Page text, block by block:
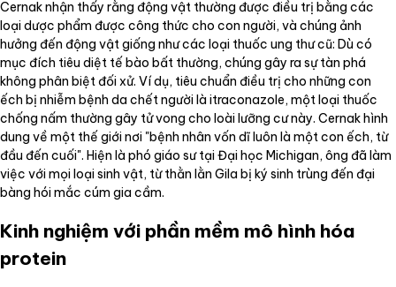
Cernak nhận thấy rằng động vật thường được điều trị bằng các
loại dược phẩm được công thức cho con người, và chúng ảnh
hưởng đến động vật giống như các loại thuốc ung thư cũ: Dù có
mục đích tiêu diệt tế bào bất thường, chúng gây ra sự tàn phá
không phân biệt đối xử. Ví dụ, tiêu chuẩn điều trị cho những con
ếch bị nhiễm bệnh da chết người là itraconazole, một loại thuốc
chống nấm thường gây tử vong cho loài lưỡng cư này. Cernak hình
dung về một thế giới nơi "bệnh nhân vốn dĩ luôn là một con ếch, từ
đầu đến cuối". Hiện là phó giáo sư tại Đại học Michigan, ông đã làm
việc với mọi loại sinh vật, từ thằn lằn Gila bị ký sinh trùng đến đại
bàng hói mắc cúm gia cầm.
Kinh nghiệm với phần mềm mô hình hóa
protein